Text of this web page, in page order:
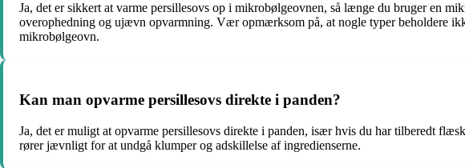
Ja, det er sikkert at varme persillesovs op i mikrobølgeovnen, så længe du bruger en
overophedning og ujævn opvarmning. Vær opmærksom på, at nogle typer beholdere
mikrobølgeovn.
Kan man opvarme persillesovs direkte i panden?
Ja, det er muligt at opvarme persillesovs direkte i panden, især hvis du har tilberedt
rører jævnligt for at undgå klumper og adskillelse af ingredienserne.